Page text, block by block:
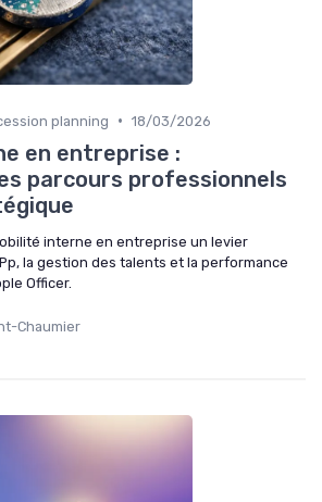
planning • 18/03/2026
en entreprise :
parcours professionnels
interne en entreprise un levier
la gestion des talents et la performance
Officer.
Chaumier